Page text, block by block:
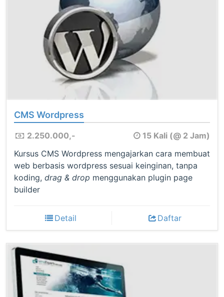
CMS Wordpress
2.250.000,-
15 Kali (@ 2 Jam)
Kursus CMS Wordpress mengajarkan cara membuat
web berbasis wordpress sesuai keinginan, tanpa
koding, drag & drop menggunakan plugin page
builder
Detail Daftar